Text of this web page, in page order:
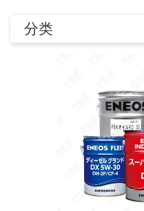
分类
0755-86192801
18207556558
FS2-7